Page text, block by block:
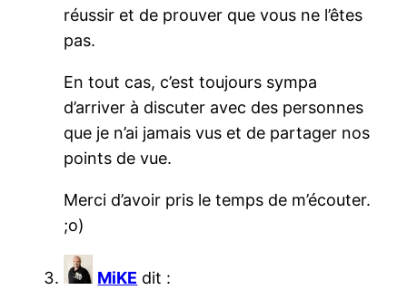
réussir et de prouver que vous ne l’êtes
pas.
En tout cas, c’est toujours sympa
d’arriver à discuter avec des personnes
que je n’ai jamais vus et de partager nos
points de vue.
Merci d’avoir pris le temps de m’écouter.
;o)
MiKE dit :